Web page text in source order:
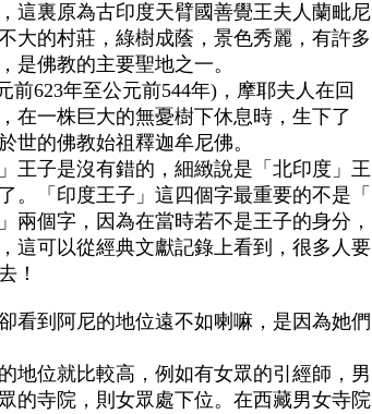
這裏原為古印度天臂國善覺王夫人蘭毗尼
大的村莊，綠樹成蔭，景色秀麗，有許多
是佛教的主要聖地之一。
前623年至公元前544年)，摩耶夫人在回
在一株巨大的無憂樹下休息時，生下了
世的佛教始祖釋迦牟尼佛。
王子是沒有錯的，細緻說是「北印度」王
。「印度王子」這四個字最重要的不是「
兩個字，因為在當時若不是王子的身分，
這可以從經典文獻記錄上看到，很多人要
！
看到阿尼的地位遠不如喇嘛，是因為她們
地位就比較高，例如有女眾的引經師，男
的寺院，則女眾處下位。在西藏男女寺院